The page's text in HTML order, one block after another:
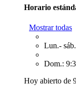
Horario
Mostrar todas
Lun.-
Dom.:
Hoy abierto de